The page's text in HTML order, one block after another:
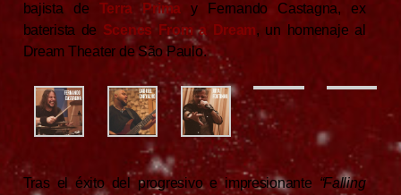
bajista de Terra Prima y Fernando Castagna, ex
baterista de Scenes From a Dream, un homenaje al
Dream Theater de São Paulo.
Tras el éxito del progresivo e impresionante “Falling